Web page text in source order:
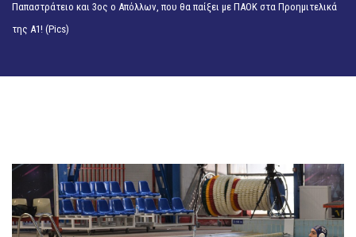
Παπαστράτειο και 3ος ο Απόλλων, που θα παίξει με ΠΑΟΚ στα Προημιτελικά
της Α1! (Pics)